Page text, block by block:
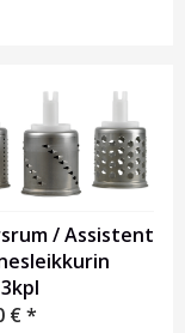
/ Assistent
€*